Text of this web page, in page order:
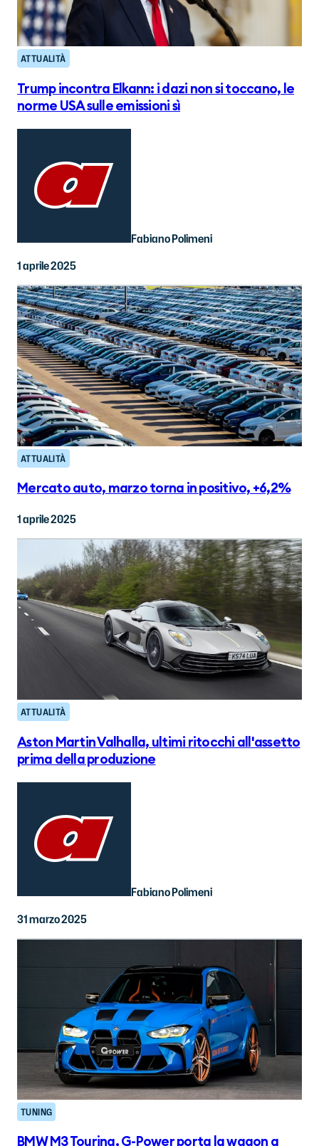
ATTUALITÀ
Trump incontra Elkann: i dazi non si toccano, le
norme USA sulle emissioni sì
Fabiano Polimeni
1 aprile 2025
ATTUALITÀ
Mercato auto, marzo torna in positivo, +6,2%
1 aprile 2025
ATTUALITÀ
Aston Martin Valhalla, ultimi ritocchi all'assetto
prima della produzione
Fabiano Polimeni
31 marzo 2025
TUNING
BMW M3 Touring, G-Power porta la wagon a